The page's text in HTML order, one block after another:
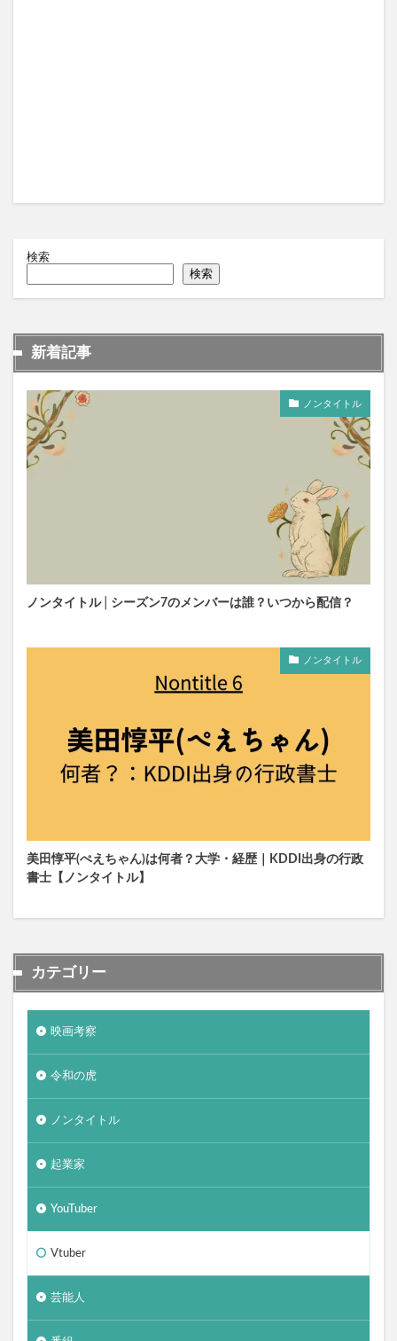
検索
検索
新着記事
ノンタイトル
ノンタイトル│シーズン7のメンバーは誰？いつから配信？
ノンタイトル
美田惇平(ぺえちゃん)は何者？大学・経歴｜KDDI出身の行政
書士【ノンタイトル】
カテゴリー
映画考察
令和の虎
ノンタイトル
起業家
YouTuber
Vtuber
芸能人